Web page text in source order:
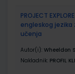
PROJECT
engleskog jezika
učenja
Autor(i): Wheeldon
Nakladnik: PROFIL